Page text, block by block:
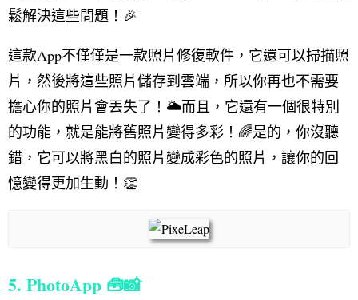
鬆解決這些問題！🎉
這款App不僅僅是一款照片修復軟件，它還可以掃描照
片，然後將這些照片儲存到雲端，所以你再也不需要
擔心你的照片會丟失了！🌥️而且，它還有一個很特別
的功能，就是能將舊照片變得多彩！🌈是的，你沒聽
錯，它可以將黑白的照片變成彩色的照片，讓你的回
憶變得更加生動！👏
5. PhotoApp 🧰📸